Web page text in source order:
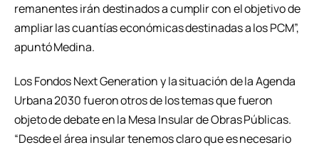
remanentes irán destinados a cumplir con el objetivo de
ampliar las cuantías económicas destinadas a los PCM”,
apuntó Medina.
Los Fondos Next Generation y la situación de la Agenda
Urbana 2030 fueron otros de los temas que fueron
objeto de debate en la Mesa Insular de Obras Públicas.
“Desde el área insular tenemos claro que es necesario